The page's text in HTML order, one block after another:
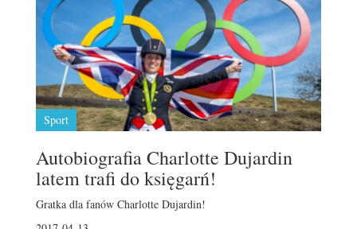
Sport
Autobiografia Charlotte Dujardin
latem trafi do księgarń!
Gratka dla fanów Charlotte Dujardin!